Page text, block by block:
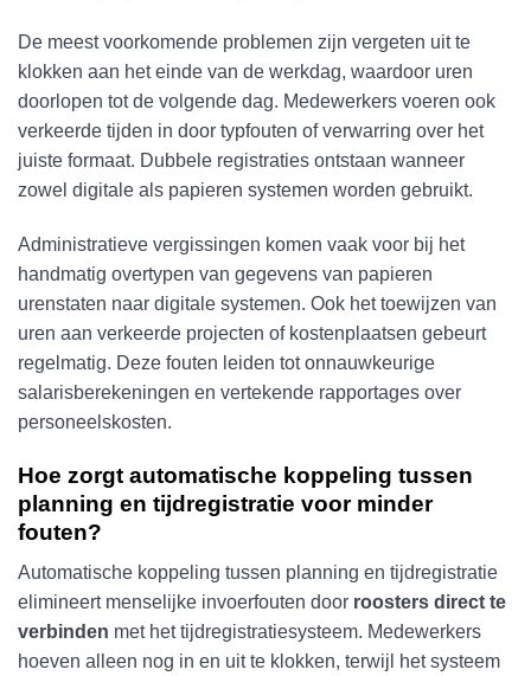
De meest voorkomende problemen zijn vergeten uit te
klokken aan het einde van de werkdag, waardoor uren
doorlopen tot de volgende dag. Medewerkers voeren ook
verkeerde tijden in door typfouten of verwarring over het
juiste formaat. Dubbele registraties ontstaan wanneer
zowel digitale als papieren systemen worden gebruikt.
Administratieve vergissingen komen vaak voor bij het
handmatig overtypen van gegevens van papieren
urenstaten naar digitale systemen. Ook het toewijzen van
uren aan verkeerde projecten of kostenplaatsen gebeurt
regelmatig. Deze fouten leiden tot onnauwkeurige
salarisberekeningen en vertekende rapportages over
personeelskosten.
Hoe zorgt automatische koppeling tussen
planning en tijdregistratie voor minder
fouten?
Automatische koppeling tussen planning en tijdregistratie
elimineert menselijke invoerfouten door roosters direct te
verbinden met het tijdregistratiesysteem. Medewerkers
hoeven alleen nog in en uit te klokken, terwijl het systeem